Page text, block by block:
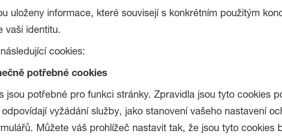
uloženy informace, které souvisejí s konkrétním použitým
vaši identitu.
cookies:
potřebné cookies
jsou potřebné pro funkci stránky. Zpravidla jsou tyto cookies
vyžádání služby, jako stanovení vašeho nastavení
Můžete váš prohlížeč nastavit tak, že jsou tyto cookies